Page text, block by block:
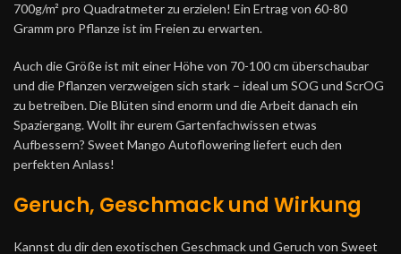
700g/m² pro Quadratmeter zu erzielen! Ein Ertrag von 60-80
Gramm pro Pflanze ist im Freien zu erwarten.
Auch die Größe ist mit einer Höhe von 70-100 cm überschaubar
und die Pflanzen verzweigen sich stark – ideal um SOG und ScrOG
zu betreiben. Die Blüten sind enorm und die Arbeit danach ein
Spaziergang. Wollt ihr eurem Gartenfachwissen etwas
Aufbessern? Sweet Mango Autofloweringliefert euch den
perfekten Anlass!
Geruch, Geschmack und Wirkung
Kannst du dir den exotischen Geschmack und Geruch von Sweet